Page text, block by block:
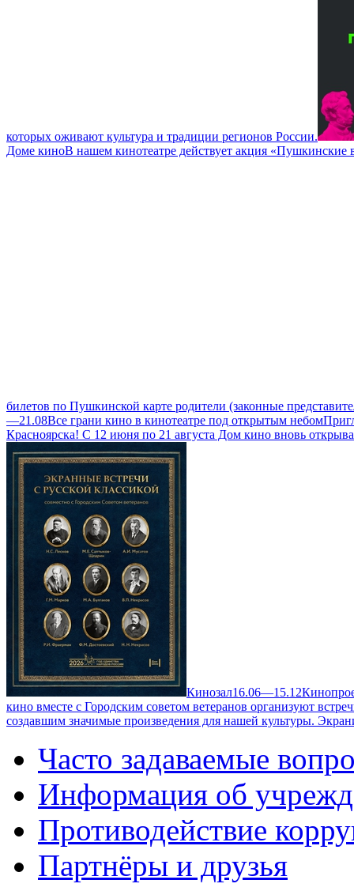
которых оживают культура и традиции регионов России.
Доме киноВ нашем кинотеатре действует акция
билетов по Пушкинской карте родители (законные
—21.08Все грани кино в кинотеатре под открытым небом
Красноярска! С 12 июня по 21 августа Дом кино вновь
Кинозал16.06—15.12
кино вместе с Городским советом ветеранов организуют
создавшим значимые произведения для нашей культуры.
Часто задаваемые
Информация об
Противодействие
Партнёры и друзья